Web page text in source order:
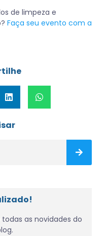
as novidades do
de limpeza e
Faça seu evento com a